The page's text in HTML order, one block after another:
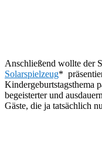
Anschließend wollte der
Solarspielzeug*
Kindergeburtstagsthema
begeisterter und
Gäste, die ja tatsächlich